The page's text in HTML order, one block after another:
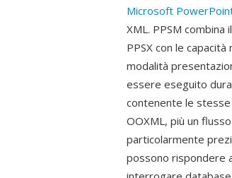
Microsoft
XML. PPSM
PPSX con le
modalità
essere eseguito
contenente le
OOXML, più un
particolarmente
possono rispondere